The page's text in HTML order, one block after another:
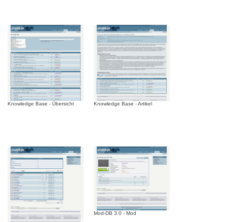
Knowledge Base - Übersicht Knowledge Base - Artikel
Mod-DB 3.0 - Mod